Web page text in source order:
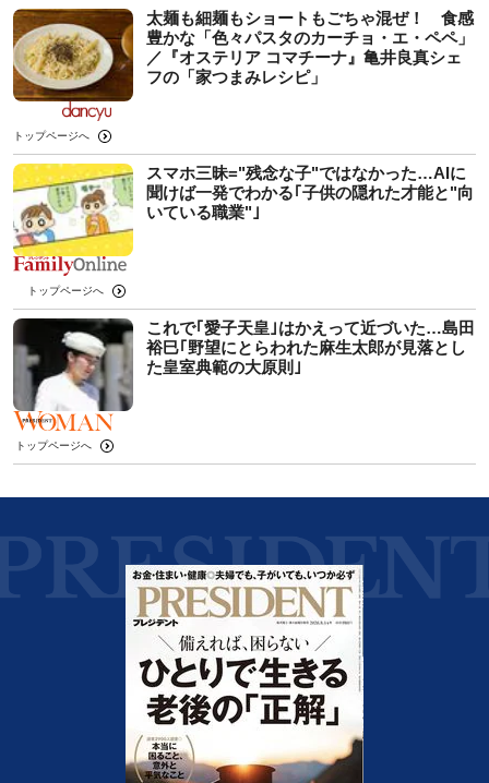
太麺も細麺もショートもごちゃ混ぜ！ 食感
豊かな「色々パスタのカーチョ・エ・ペペ」
／『オステリア コマチーナ』亀井良真シェ
フの「家つまみレシピ」
トップページへ
スマホ三昧="残念な子"ではなかった…AIに
聞けば一発でわかる｢子供の隠れた才能と"向
いている職業"｣
トップページへ
これで｢愛子天皇｣はかえって近づいた…島田
裕巳｢野望にとらわれた麻生太郎が見落とし
た皇室典範の大原則｣
トップページへ